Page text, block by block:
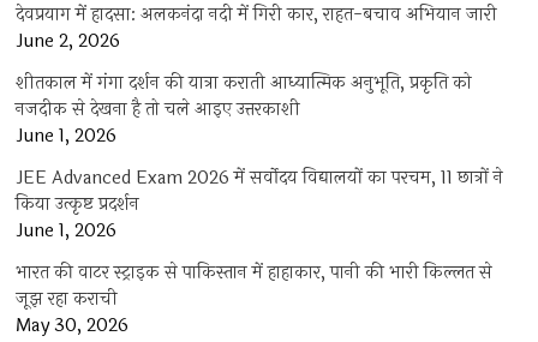
देवप्रयाग में हादसा: अलकनंदा नदी में गिरी कार, राहत-बचाव अभियान जारी
June 2, 2026
शीतकाल में गंगा दर्शन की यात्रा कराती आध्यात्मिक अनुभूति, प्रकृति को
नजदीक से देखना है तो चले आइए उत्तरकाशी
June 1, 2026
JEE Advanced Exam 2026 में सर्वोदय विद्यालयों का परचम, 11 छात्रों ने
किया उत्कृष्ट प्रदर्शन
June 1, 2026
भारत की वाटर स्ट्राइक से पाकिस्तान में हाहाकार, पानी की भारी किल्लत से
जूझ रहा कराची
May 30, 2026